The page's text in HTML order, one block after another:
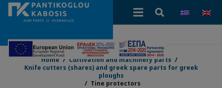
Home / Cultivation and machinery parts /
Knife cutters (shares) and greek spare parts for greek
ploughs
/ Tine protectors